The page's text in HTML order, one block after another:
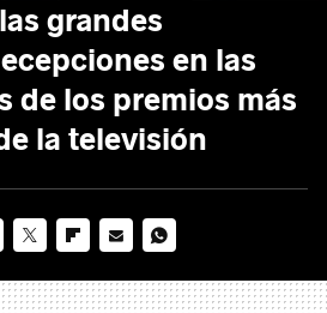
grandes
en las
de los premios más
la televisión
MAIL